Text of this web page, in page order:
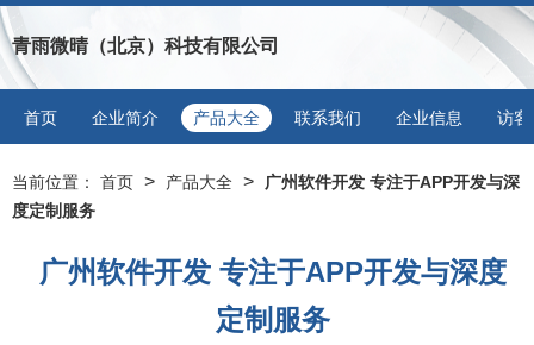
青雨微晴（北京）科技有限公司
首页 企业简介 产品大全 联系我们 企业信息 访客
当前位置： 首页 > 产品大全 >
广州软件开发 专注于APP开发与深
度定制服务
广州软件开发 专注于APP开发与深度
定制服务